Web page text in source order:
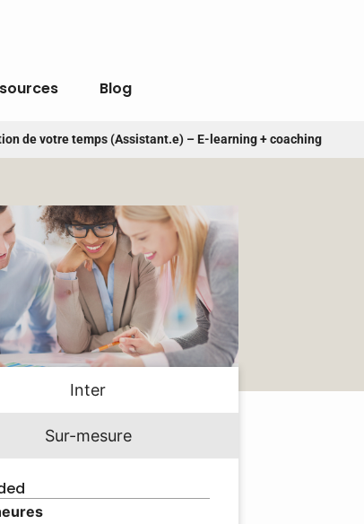
Blog
de votre temps (Assistant.e) – E-learning + coaching
Inter
Sur-mesure